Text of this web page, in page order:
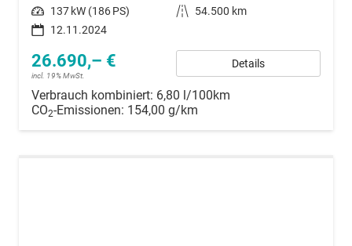
Leistung 137 kW (186 PS) Kilometerstand
54.500 km
12.11.2024
26.690,– €
incl. 19% MwSt.
Details
Verbrauch kombiniert: 6,80 l/100km
CO2-Emissionen: 154,00 g/km